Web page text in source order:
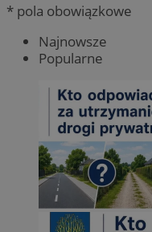
* pola obowiązkowe
Najnowsze
Popularne